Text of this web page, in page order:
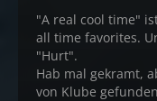
"A real cool time"
all time favorites.
"Hurt".
Hab mal gekramt,
von Klube